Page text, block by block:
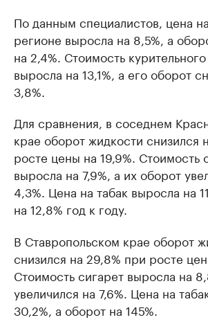
По данным специалистов, цена
регионе выросла на 8,5%, а
на 2,4%. Стоимость курительного
выросла на 13,1%, а его оборот
3,8%.
Для сравнения, в соседнем
крае оборот жидкости снизился
росте цены на 19,9%. Стоимость
выросла на 7,9%, а их оборот
4,3%. Цена на табак выросла на
на 12,8% год к году.
В Ставропольском крае оборот
снизился на 29,8% при росте
Стоимость сигарет выросла на
увеличился на 7,6%. Цена на
30,2%, а оборот на 145%.